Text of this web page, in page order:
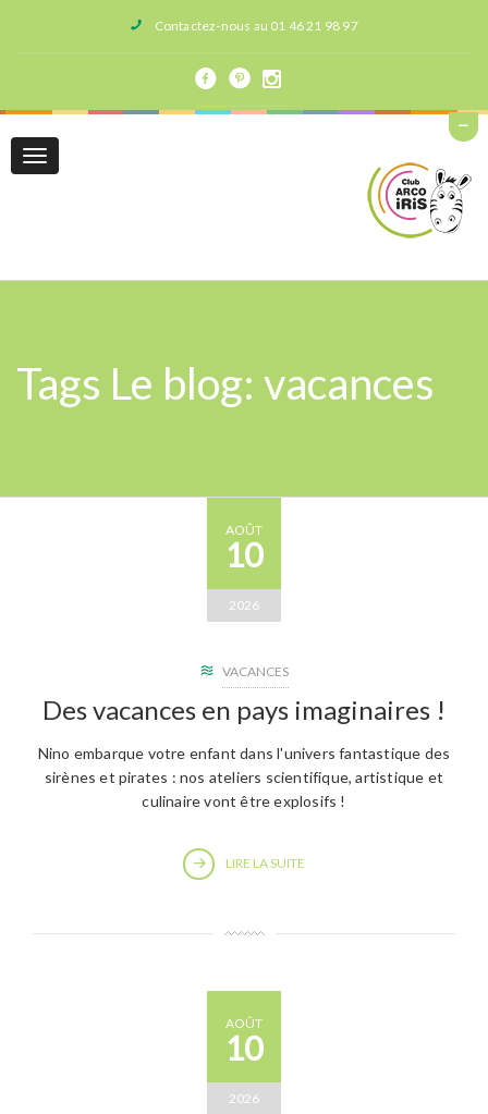
Contactez-nous au 01 46 21 98 97
Tags Le blog: vacances
AOÛT
10
2026
VACANCES
Des vacances en pays imaginaires !
Nino embarque votre enfant dans l'univers fantastique des
sirènes et pirates : nos ateliers scientifique, artistique et
culinaire vont être explosifs !
LIRE LA SUITE
AOÛT
10
2026